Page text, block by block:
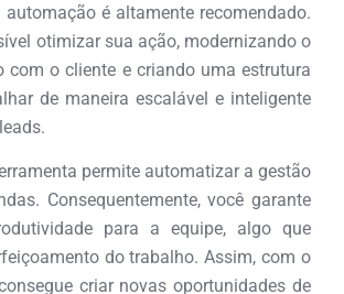
é altamente recomendado.
otimizar sua ação, modernizando o
com o cliente e criando uma estrutura
de maneira escalável e inteligente
permite automatizar a gestão
Consequentemente, você garante
para a equipe, algo que
do trabalho. Assim, com o
criar novas oportunidades de